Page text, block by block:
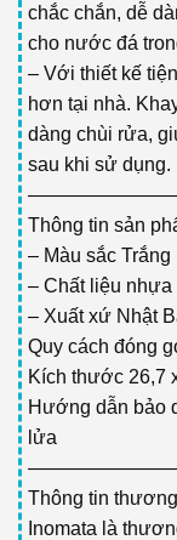
chắc chắn, dễ
cho nước đá
– Với thiết kế
hơn tại nhà.
dàng chùi rửa,
sau khi sử dụng.
Thông tin sản
– Màu sắc Trắng
– Chất liệu nhựa
– Xuất xứ Nhật
Quy cách đóng
Kích thước 26,7
Hướng dẫn bảo
lửa
Thông tin
Inomata là